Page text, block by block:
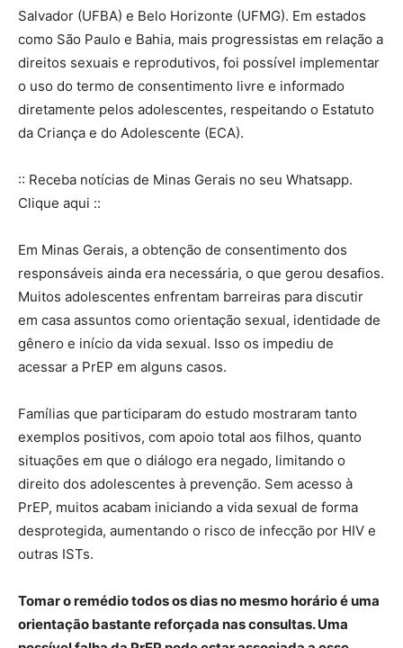
Salvador (UFBA) e Belo Horizonte (UFMG). Em estados
como São Paulo e Bahia, mais progressistas em relação a
direitos sexuais e reprodutivos, foi possível implementar
o uso do termo de consentimento livre e informado
diretamente pelos adolescentes, respeitando o Estatuto
da Criança e do Adolescente (ECA).
:: Receba notícias de Minas Gerais no seu Whatsapp.
Clique aqui ::
Em Minas Gerais, a obtenção de consentimento dos
responsáveis ainda era necessária, o que gerou desafios.
Muitos adolescentes enfrentam barreiras para discutir
em casa assuntos como orientação sexual, identidade de
gênero e início da vida sexual. Isso os impediu de
acessar a PrEP em alguns casos.
Famílias que participaram do estudo mostraram tanto
exemplos positivos, com apoio total aos filhos, quanto
situações em que o diálogo era negado, limitando o
direito dos adolescentes à prevenção. Sem acesso à
PrEP, muitos acabam iniciando a vida sexual de forma
desprotegida, aumentando o risco de infecção por HIV e
outras ISTs.
Tomar o remédio todos os dias no mesmo horário é uma
orientação bastante reforçada nas consultas. Uma